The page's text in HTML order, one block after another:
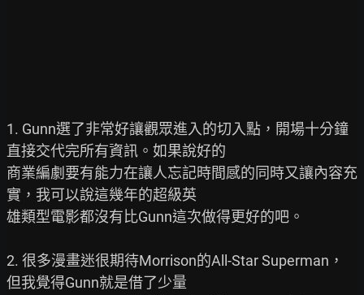
1. Gunn選了非常好讓觀眾進入的切入點，開場十分鐘
直接交代完所有資訊。如果說好的
商業編劇要有能力在讓人忘記時間感的同時又讓內容充
實，我可以說這幾年的超級英
雄類型電影都沒有比Gunn這次做得更好的吧。
2. 很多漫畫迷很期待Morrison的All-Star Superman，
但我覺得Gunn就是借了少量